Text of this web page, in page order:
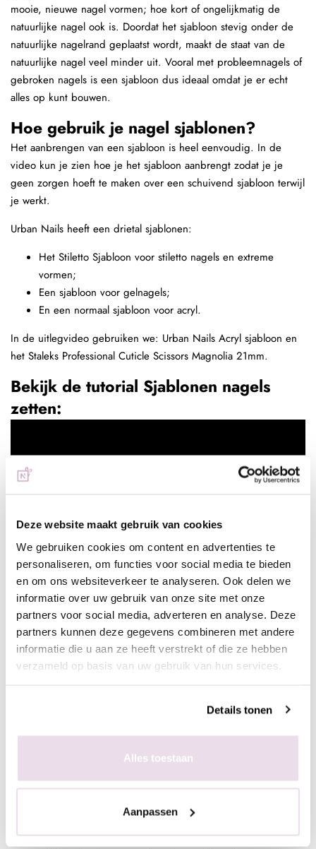
Deze website maakt gebruik van cookies
We gebruiken cookies om content en advertenties te
personaliseren, om functies voor social media te bieden
en om ons websiteverkeer te analyseren. Ook delen we
informatie over uw gebruik van onze site met onze
partners voor social media, adverteren en analyse. Deze
partners kunnen deze gegevens combineren met andere
informatie die u aan ze heeft verstrekt of die ze hebben
verzameld op basis van uw gebruik van hun services.
Details tonen
Alles toestaan
Aanpassen
mooie, nieuwe nagel vormen; hoe kort of ongelijkmatig de
natuurlijke nagel ook is. Doordat het sjabloon stevig onder de
natuurlijke nagelrand geplaatst wordt, maakt de staat van de
natuurlijke nagel veel minder uit. Vooral met probleemnagels of
gebroken nagels is een sjabloon dus ideaal omdat je er echt
alles op kunt bouwen.
Hoe gebruik je nagel sjablonen?
Het aanbrengen van een sjabloon is heel eenvoudig. In de
video kun je zien hoe je het sjabloon aanbrengt zodat je je
geen zorgen hoeft te maken over een schuivend sjabloon terwijl
je werkt.
Urban Nails heeft een drietal sjablonen:
Het Stiletto Sjabloon voor stiletto nagels en extreme
vormen;
Een sjabloon voor gelnagels;
En een normaal sjabloon voor acryl.
In de uitlegvideo gebruiken we: Urban Nails Acryl sjabloon en
het Staleks Professional Cuticle Scissors Magnolia 21mm.
Bekijk de tutorial Sjablonen nagels
zetten:
Sjabloon aanbrengen:
dat het gat in het middel voor de nagel open is.
Plak de uiteinden die straks onder de vingertop komen
recht op elkaar. Als je deze vleugels netjes op elkaar
Op het sjabloon kun je nu het gedeelte met de
maatstreepjes iets in duwen zodat het sjabloon een
Het stukje sjabloon dat in de lengte op de vinger zal